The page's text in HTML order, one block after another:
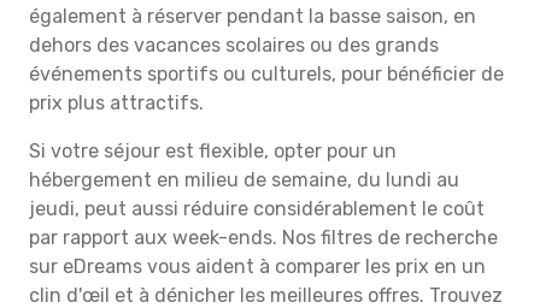
également à réserver pendant la basse saison, en
dehors des vacances scolaires ou des grands
événements sportifs ou culturels, pour bénéficier de
prix plus attractifs.
Si votre séjour est flexible, opter pour un
hébergement en milieu de semaine, du lundi au
jeudi, peut aussi réduire considérablement le coût
par rapport aux week-ends. Nos filtres de recherche
sur eDreams vous aident à comparer les prix en un
clin d'œil et à dénicher les meilleures offres. Trouvez